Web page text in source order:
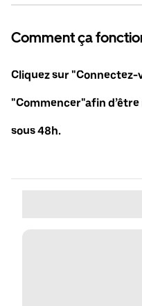
Comment ça
Cliquez sur
"Commencer"afin
sous 48h.